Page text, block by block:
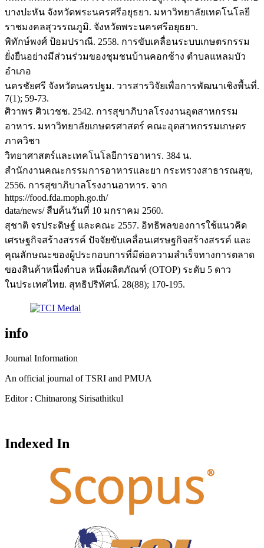
บางปะหัน จังหวัดพระนครศรีอยุธยา. มหาวิทยาลัยเทคโนโลยี
ราชมงคลสุวรรณภูมิ. จังหวัดพระนครศรีอยุธยา.
พิทักษ์พงศ์ ป้อมปราณี. 2558. การขับเคลื่อนระบบเกษตรกรรม
ยั่งยืนอย่างมีส่วนร่วมของชุมชนบ้านคอกช้าง ตำบลแหลมบัว
อำเภอ
นครชัยศรี จังหวัดนครปฐม. วารสารวิจัยเพื่อการพัฒนาเชิงพื้นที่.
7(1); 59-73.
ศิวาพร ศิวเวชช. 2542. การสุขาภิบาลโรงงานอุตสาหกรรม
อาหาร. มหาวิทยาลัยเกษตรศาสตร์ คณะอุตสาหกรรมเกษตร
ภาควิชา
วิทยาศาสตร์และเทคโนโลยีการอาหาร. 384 น.
สำนักงานคณะกรรมการอาหารและยา กระทรวงสาธารณสุข,
2556. การสุขาภิบาลโรงงานอาหาร. จาก
https://food.fda.moph.go.th/
data/news/ สืบค้นวันที่ 10 มกราคม 2560.
สุชาติ จรประดิษฐ์ และคณะ 2557. อิทธิพลของการใช้แนวคิด
เศรษฐกิจสร้างสรรค์ ปัจจัยขับเคลื่อนเศรษฐกิจสร้างสรรค์ และ
คุณลักษณะของผู้ประกอบการที่มีต่อความสำเร็จทางการตลาด
ของสินค้าหนึ่งตำบล หนึ่งผลิตภัณฑ์ (OTOP) ระดับ 5 ดาว
ในประเทศไทย. สุทธิปริทัศน์. 28(88); 170-195.
info
Journal Information
An official journal of TSRI and PMUA
Editor : Chitnarong Sirisathitkul
Indexed In